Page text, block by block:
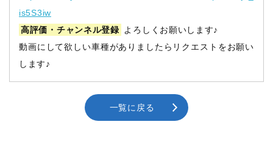
is5S3iw
高評価・チャンネル登録 よろしくお願いします♪
動画にして欲しい車種がありましたらリクエストをお願い
します♪
一覧に戻る